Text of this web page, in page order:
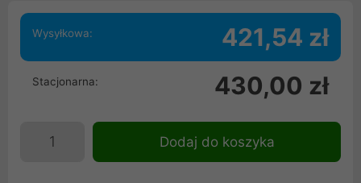
Wysyłkowa: 421,54 zł
Stacjonarna: 430,00 zł
Dodaj do koszyka